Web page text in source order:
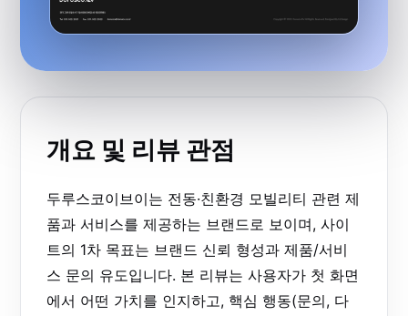
개요 및 리뷰 관점
두루스코이브이는 전동·친환경 모빌리티 관련 제
품과 서비스를 제공하는 브랜드로 보이며, 사이
트의 1차 목표는 브랜드 신뢰 형성과 제품/서비
스 문의 유도입니다. 본 리뷰는 사용자가 첫 화면
에서 어떤 가치를 인지하고, 핵심 행동(문의, 다